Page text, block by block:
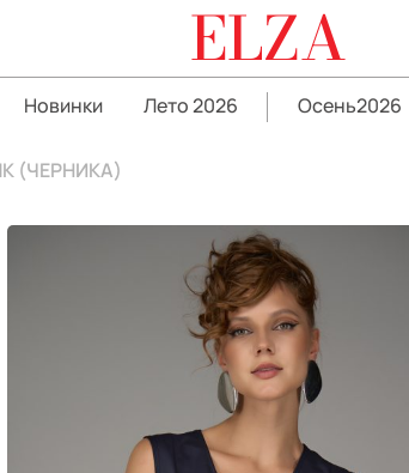
ELZA
Новинки Лето 2026 Осень2026
(ЧЕРНИКА)